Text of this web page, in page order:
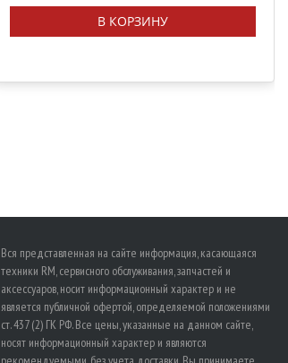
В КОРЗИНУ
Вся представленная на сайте информация, касающаяся
техники RM, сервисного обслуживания, запчастей и
аксессуаров, носит информационный характер и не
является публичной офертой, определяемой положениями
ст. 437 (2) ГК РФ. Все цены, указанные на данном сайте,
носят информационный характер и являются